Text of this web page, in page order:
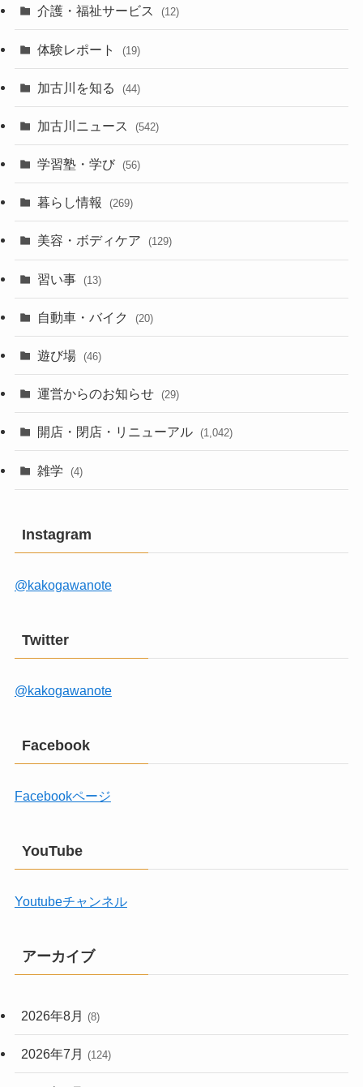
介護・福祉サービス (12)
体験レポート (19)
加古川を知る (44)
加古川ニュース (542)
学習塾・学び (56)
暮らし情報 (269)
美容・ボディケア (129)
習い事 (13)
自動車・バイク (20)
遊び場 (46)
運営からのお知らせ (29)
開店・閉店・リニューアル (1,042)
雑学 (4)
Instagram
@kakogawanote
Twitter
@kakogawanote
Facebook
Facebookページ
YouTube
Youtubeチャンネル
アーカイブ
2026年8月 (8)
2026年7月 (124)